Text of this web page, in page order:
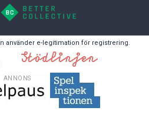
ANNONS
använder e-legitimation för registrering.